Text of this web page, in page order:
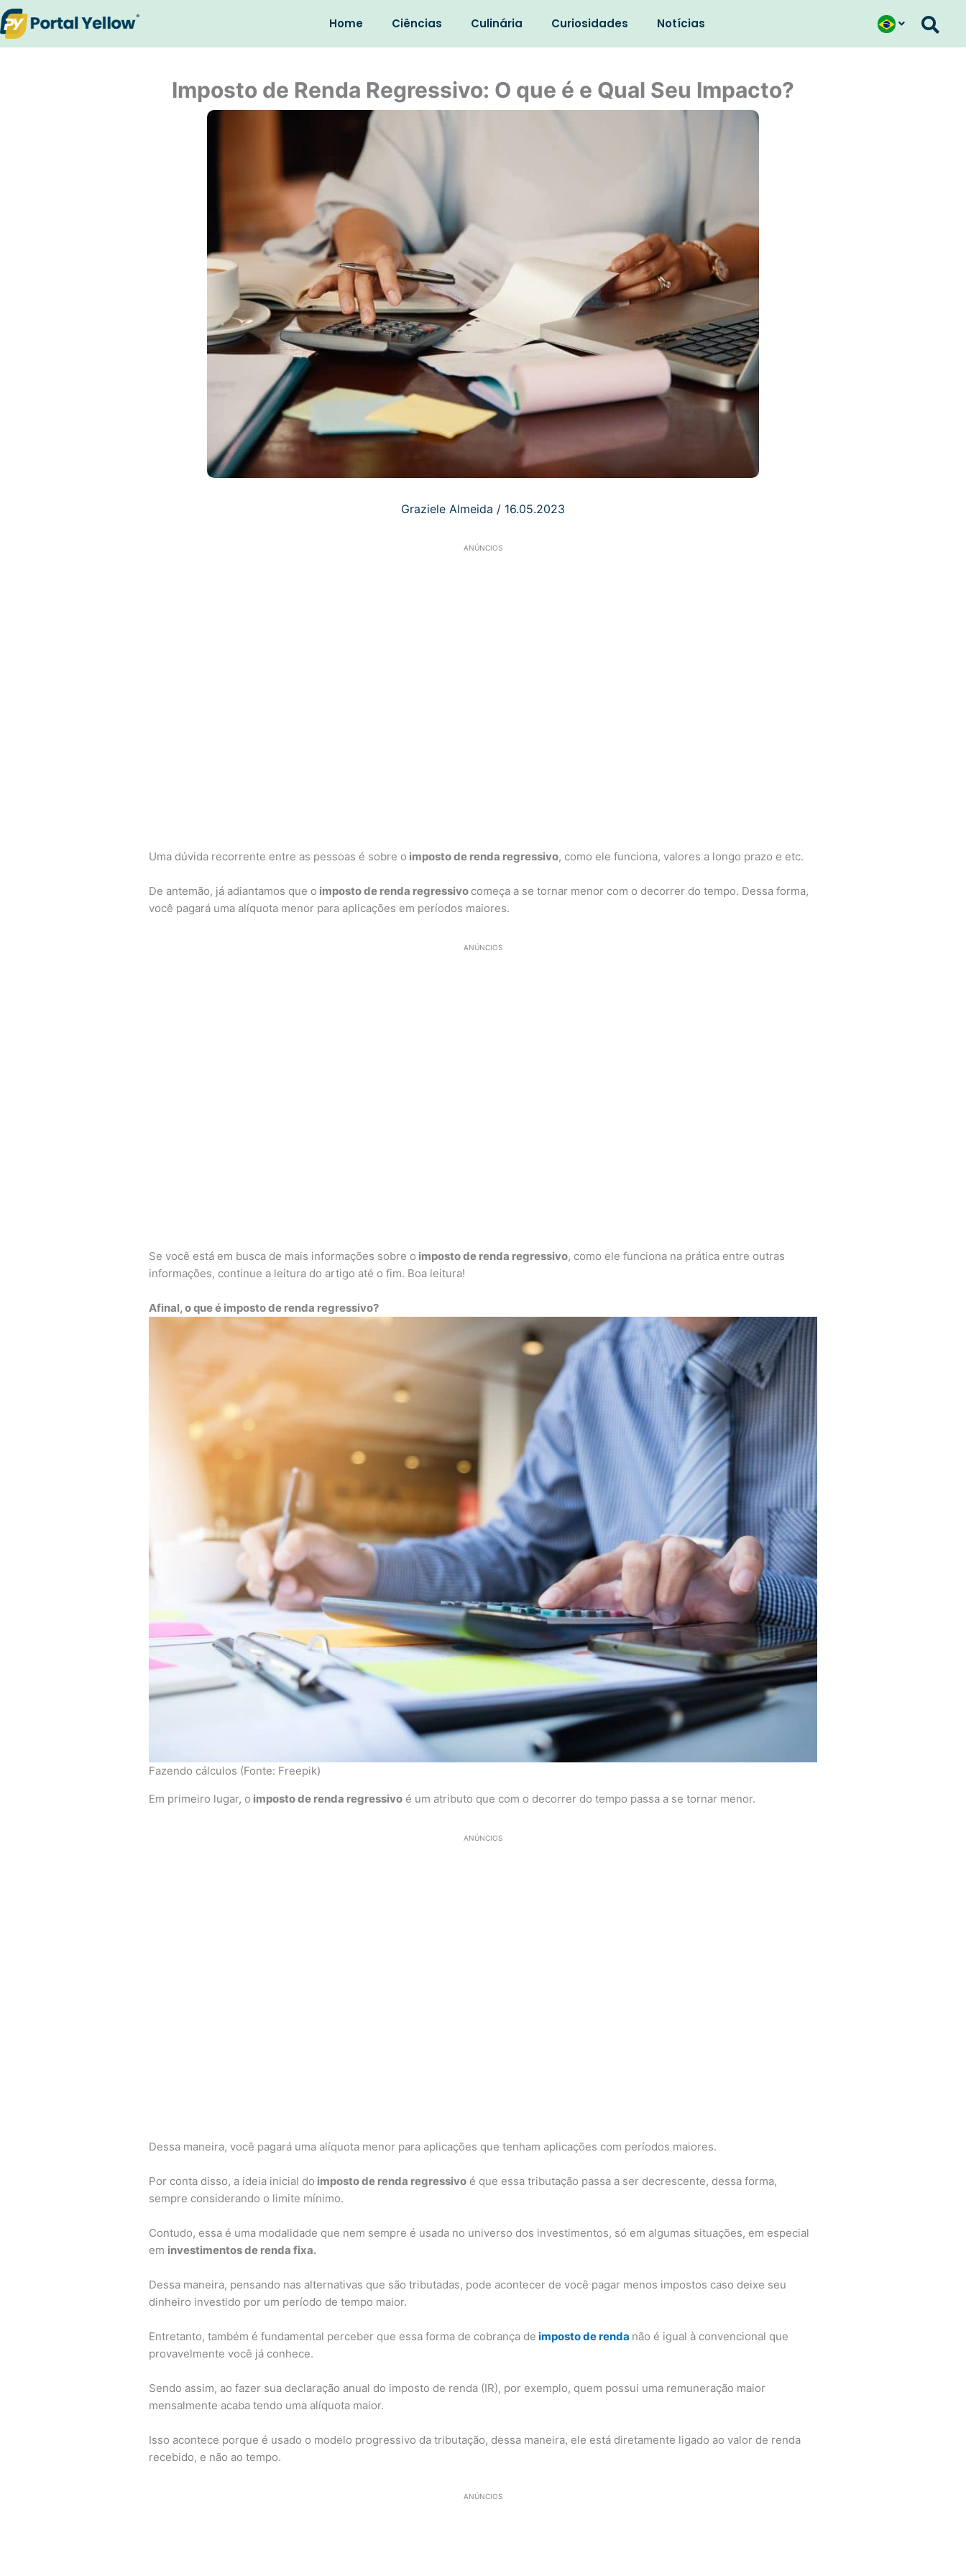
Ir
para
o
Home Ciências Culinária Curiosidades Notícias
Imposto de Renda Regressivo: O que é e Qual Seu Impacto?
Graziele Almeida / 16.05.2023
ANÚNCIOS
Uma dúvida recorrente entre as pessoas é sobre o imposto de renda regressivo, como ele funciona, valores a longo prazo e etc.
De antemão, já adiantamos que o imposto de renda regressivo começa a se tornar menor com o decorrer do tempo. Dessa forma,
você pagará uma alíquota menor para aplicações em períodos maiores.
ANÚNCIOS
Se você está em busca de mais informações sobre o imposto de renda regressivo, como ele funciona na prática entre outras
informações, continue a leitura do artigo até o fim. Boa leitura!
Afinal, o que é imposto de renda regressivo?
Fazendo cálculos (Fonte: Freepik)
Em primeiro lugar, o imposto de renda regressivo é um atributo que com o decorrer do tempo passa a se tornar menor.
ANÚNCIOS
Dessa maneira, você pagará uma alíquota menor para aplicações que tenham aplicações com períodos maiores.
Por conta disso, a ideia inicial do imposto de renda regressivo é que essa tributação passa a ser decrescente, dessa forma,
sempre considerando o limite mínimo.
Contudo, essa é uma modalidade que nem sempre é usada no universo dos investimentos, só em algumas situações, em especial
em investimentos de renda fixa.
Dessa maneira, pensando nas alternativas que são tributadas, pode acontecer de você pagar menos impostos caso deixe seu
dinheiro investido por um período de tempo maior.
Entretanto, também é fundamental perceber que essa forma de cobrança de imposto de renda não é igual à convencional que
provavelmente você já conhece.
Sendo assim, ao fazer sua declaração anual do imposto de renda (IR), por exemplo, quem possui uma remuneração maior
mensalmente acaba tendo uma alíquota maior.
Isso acontece porque é usado o modelo progressivo da tributação, dessa maneira, ele está diretamente ligado ao valor de renda
recebido, e não ao tempo.
ANÚNCIOS